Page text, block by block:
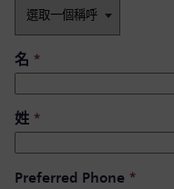
名 *
姓 *
Preferred Phone *